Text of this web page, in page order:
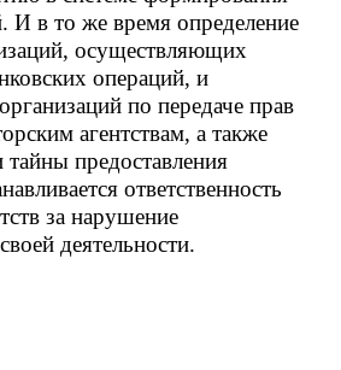
И в то же время определение
осуществляющих
операций, и
по передаче прав
агентствам, а также
предоставления
ответственность
за нарушение
деятельности.